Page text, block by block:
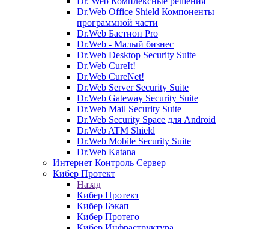
Dr.Web Office Shield Компоненты
программной части
Dr.Web Бастион Pro
Dr.Web - Малый бизнес
Dr.Web Desktop Security Suite
Dr.Web CureIt!
Dr.Web CureNet!
Dr.Web Server Security Suite
Dr.Web Gateway Security Suite
Dr.Web Mail Security Suite
Dr.Web Security Space для Android
Dr.Web ATM Shield
Dr.Web Mobile Security Suite
Dr.Web Katana
Интернет Контроль Сервер
Кибер Протект
Назад
Кибер Протект
Кибер Бэкап
Кибер Протего